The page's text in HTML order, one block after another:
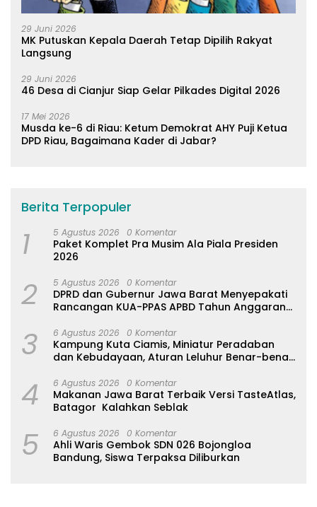
29 Juni 2026
MK Putuskan Kepala Daerah Tetap Dipilih Rakyat
Langsung
29 Juni 2026
46 Desa di Cianjur Siap Gelar Pilkades Digital 2026
17 Mei 2026
Musda ke-6 di Riau: Ketum Demokrat AHY Puji Ketua
DPD Riau, Bagaimana Kader di Jabar?
Berita Terpopuler
1 5 Agustus 2026 0 Komentar
Paket Komplet Pra Musim Ala Piala Presiden
2026
2 5 Agustus 2026 0 Komentar
DPRD dan Gubernur Jawa Barat Menyepakati
Rancangan KUA-PPAS APBD Tahun Anggaran
3 6 Agustus 2026 0 Komentar
Kampung Kuta Ciamis, Miniatur Peradaban
dan Kebudayaan, Aturan Leluhur Benar-benar
4 6 Agustus 2026 0 Komentar
Makanan Jawa Barat Terbaik Versi TasteAtlas,
Batagor Kalahkan Seblak
5 6 Agustus 2026 0 Komentar
Ahli Waris Gembok SDN 026 Bojongloa
Bandung, Siswa Terpaksa Diliburkan